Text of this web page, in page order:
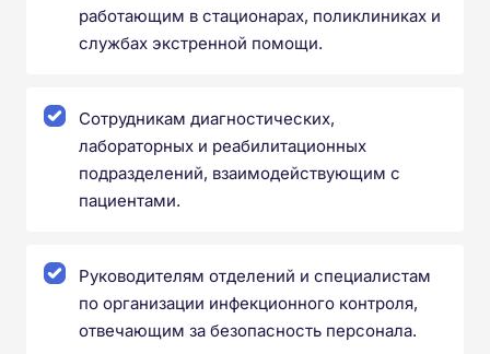
работающим в стационарах, поликлиниках и
службах экстренной помощи.
Сотрудникам диагностических,
лабораторных и реабилитационных
подразделений, взаимодействующим с
пациентами.
Руководителям отделений и специалистам
по организации инфекционного контроля,
отвечающим за безопасность персонала.